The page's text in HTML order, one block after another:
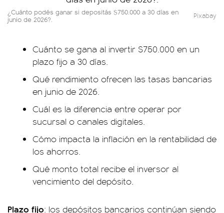
¿Cuánto podés ganar si depositás $750.000 a 30 días en
junio de 2026?. Pixabay
Cuánto se gana al invertir $750.000 en un
plazo fijo a 30 días.
Qué rendimiento ofrecen las tasas bancarias
en junio de 2026.
Cuál es la diferencia entre operar por
sucursal o canales digitales.
Cómo impacta la inflación en la rentabilidad de
los ahorros.
Qué monto total recibe el inversor al
vencimiento del depósito.
Plazo fijo: los depósitos bancarios continúan siendo